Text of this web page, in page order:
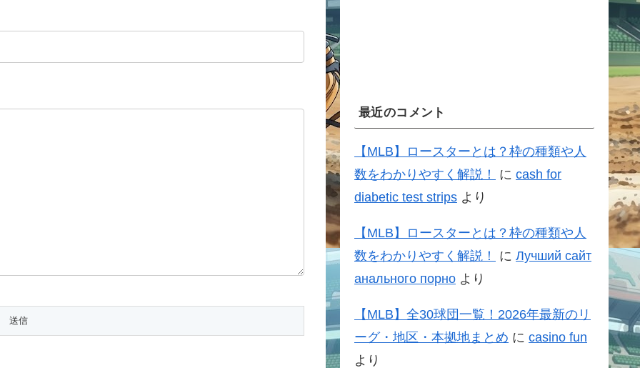
最近のコメント
【MLB】ロースターとは？枠の種類や人
数をわかりやすく解説！
に cash for
diabetic test strips より
【MLB】ロースターとは？枠の種類や人
数をわかりやすく解説！
に Лучший сайт
анального порно より
【MLB】全30球団一覧！2026年最新のリ
ーグ・地区・本拠地まとめ に casino fun
より